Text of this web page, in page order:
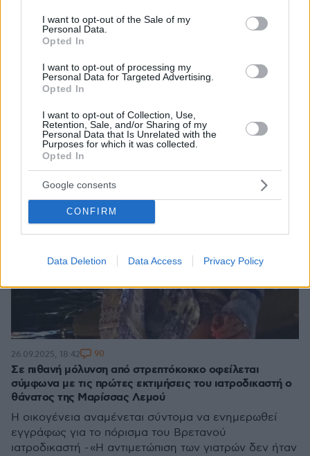
consent section.
I want to opt-out of the Sale of my
Personal Data.
Opted In
I want to opt-out of processing my
Personal Data for Targeted Advertising.
Opted In
I want to opt-out of Collection, Use,
Retention, Sale, and/or Sharing of my
Personal Data that Is Unrelated with the
Purposes for which it was collected.
Opted In
Google consents
CONFIRM
Data Deletion Data Access Privacy Policy
Πανεπιστημιακό Νοσοκομείο του Λονδίνου (UCLH)
Σε πιθανή μόλυνση από στρεπτόκοκκο οφείλεται
σύμφωνα με τις πρώτες εκτιμήσεις του ιατροδικαστή ο
θάνατος της Μαρίσσας Λεμού
Η οικογένεια αναμένεται σύντομα να ενημερωθεί
εγγράφως για το πόρισμα του Βρετανού
ιατροδικαστή - «Η αντιμετώπιση των γιατρών δεν ήταν
26.09.2025, 18:42 90